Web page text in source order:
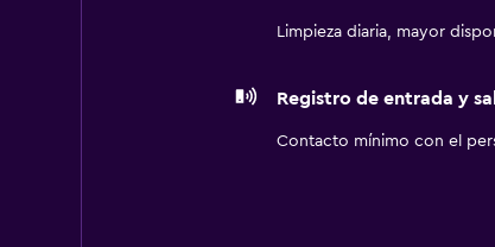
Limpieza diaria, mayor
Registro de entrada y
Contacto mínimo con el